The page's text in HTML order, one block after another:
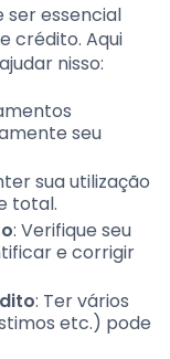
ser essencial
crédito. Aqui
nisso:
seu
sua utilização
total.
: Verifique seu
e corrigir
: Ter vários
etc.) pode